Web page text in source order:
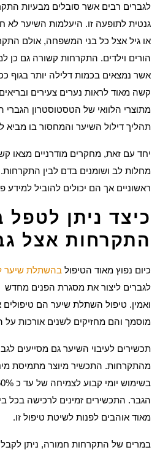
לגברים רבים אשר סובלים מבעיות
גנטית לתופעה זו. היעלמות השיער לא
או גיל אצל כל בני המשפחה, אולם
הורים וילדים. התקרחות קשורה גם כן
אשר נמצאים בכמות דלילה יותר בגוף
קשה מאוד לראות נערים צעירים ובריאים
מתוצרי הלוואי של הטסטוסטרון הגברי
תהליך דילול השיער והמחסור בו מביא
יחד עם זאת, מחקרים מודרניים מצאו קשר
מחלות לב ושומנים בדם לבין התקרחות.
ראשוניים אך הם יכולים להוביל למידע
כיצד ניתן לטפל
התקרחות אצל
כיום נפוץ מאוד הטיפולבהשתלת שיער
לגברים ליצור את מסגרת הפנים מחדש
ואמין. טיפול השתלת שיער הם טיפולים
מוסמך והם מחזיקים לשנים אורכות על
תכשירים לעיבוי השיער גם מסייעים
מהתקרחות. התכשיר מיוצר מתמיסת
הגבר. התכשירים זמינים לרכישה בכל
מאוד אוהבים לפנות לשיטת טיפול זו.
במרים של התקרחות חמורה, ניתן לקבל